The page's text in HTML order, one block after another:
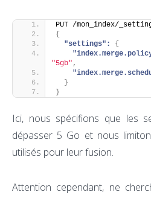
PUT /mon_index/
{
"settings":
{
"5gb" ,
}
}
Ici, nous spécifions que les
dépasser 5 Go et nous
utilisés pour leur fusion.
Attention cependant, ne